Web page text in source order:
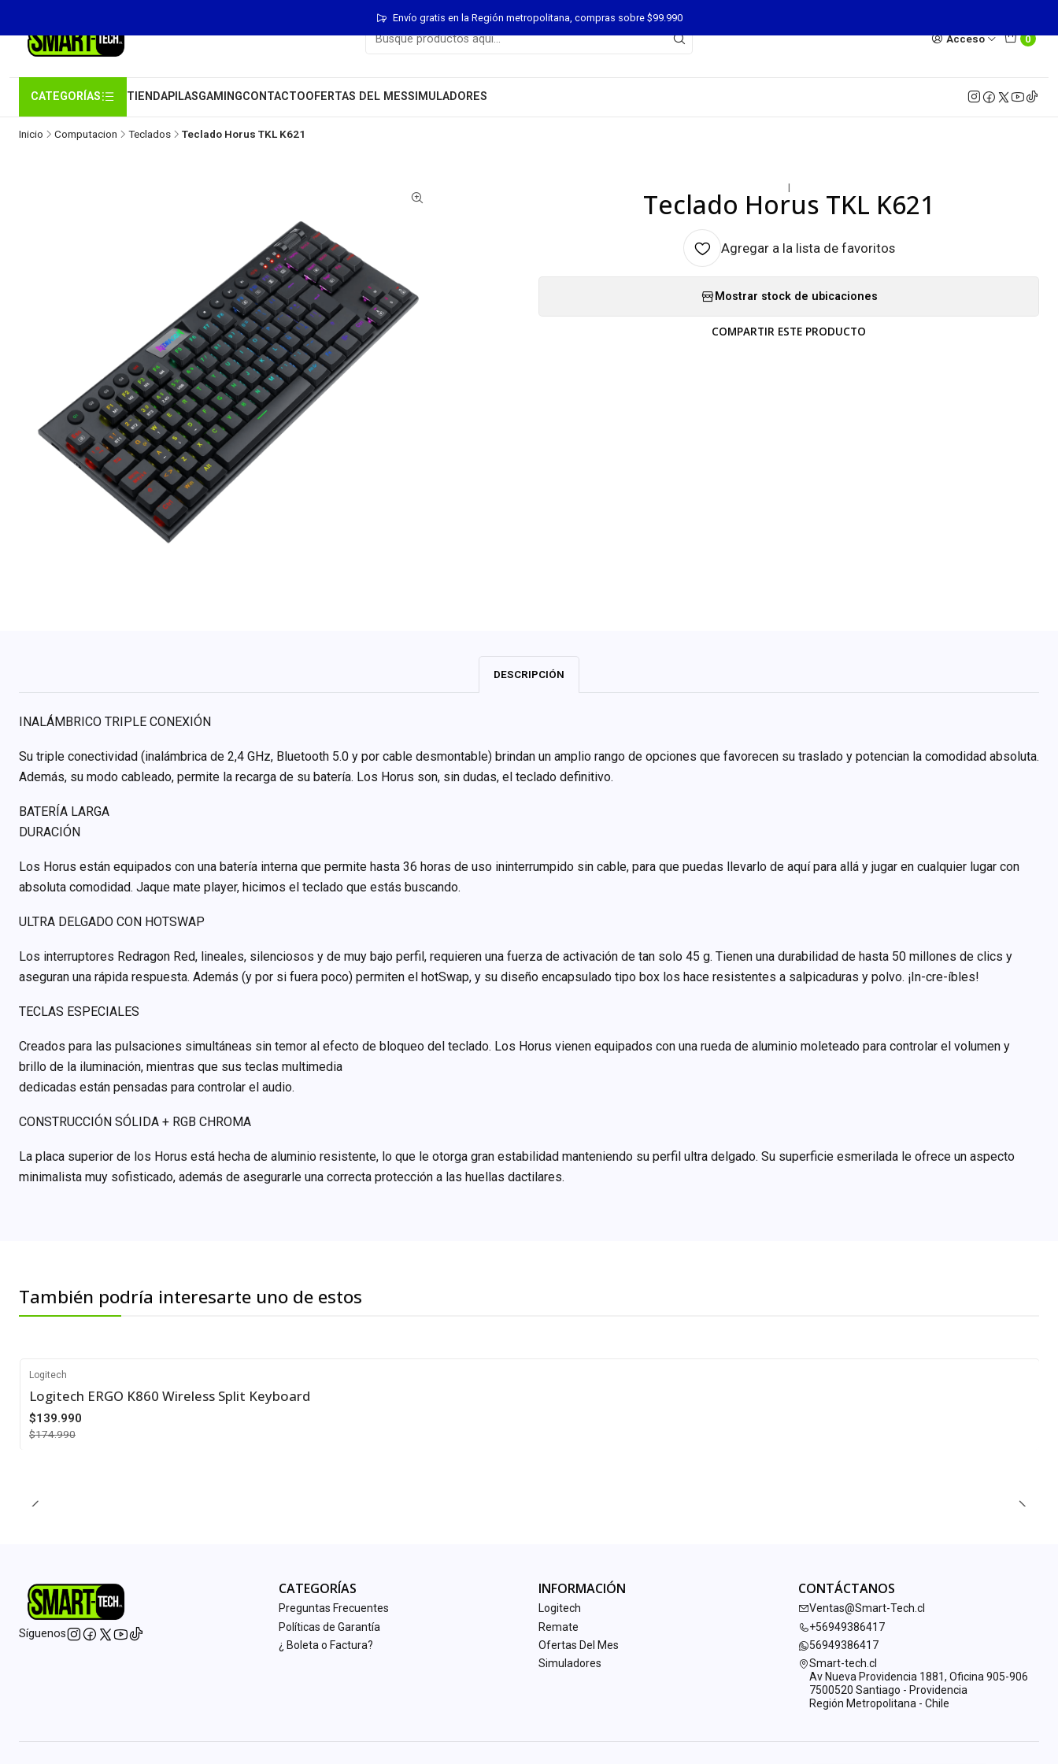
Acceso 0
CATEGORÍAS TIENDAPILASGAMINGCONTACTOOFERTAS DEL MESSIMULADORES
Envío gratis en la Región metropolitana, compras sobre $99.990
Inicio Computacion Teclados Teclado Horus TKL K621
|
Teclado Horus TKL K621
Agregar a la lista de favoritos
Mostrar stock de ubicaciones
COMPARTIR ESTE PRODUCTO
DESCRIPCIÓN
INALÁMBRICO TRIPLE CONEXIÓN
Su triple conectividad (inalámbrica de 2,4 GHz, Bluetooth 5.0 y por cable desmontable) brindan un amplio rango de opciones que favorecen su traslado y potencian la comodidad absoluta.
Además, su modo cableado, permite la recarga de su batería. Los Horus son, sin dudas, el teclado definitivo.
BATERÍA LARGA
DURACIÓN
Los Horus están equipados con una batería interna que permite hasta 36 horas de uso ininterrumpido sin cable, para que puedas llevarlo de aquí para allá y jugar en cualquier lugar con
absoluta comodidad. Jaque mate player, hicimos el teclado que estás buscando.
ULTRA DELGADO CON HOTSWAP
Los interruptores Redragon Red, lineales, silenciosos y de muy bajo perfil, requieren una fuerza de activación de tan solo 45 g. Tienen una durabilidad de hasta 50 millones de clics y
aseguran una rápida respuesta. Además (y por si fuera poco) permiten el hotSwap, y su diseño encapsulado tipo box los hace resistentes a salpicaduras y polvo. ¡In-cre-íbles!
TECLAS ESPECIALES
Creados para las pulsaciones simultáneas sin temor al efecto de bloqueo del teclado. Los Horus vienen equipados con una rueda de aluminio moleteado para controlar el volumen y
brillo de la iluminación, mientras que sus teclas multimedia
dedicadas están pensadas para controlar el audio.
CONSTRUCCIÓN SÓLIDA + RGB CHROMA
La placa superior de los Horus está hecha de aluminio resistente, lo que le otorga gran estabilidad manteniendo su perfil ultra delgado. Su superficie esmerilada le ofrece un aspecto
minimalista muy sofisticado, además de asegurarle una correcta protección a las huellas dactilares.
También podría interesarte uno de estos
-20%
Logitech
Logitech ERGO K860 Wireless Split Keyboard
$139.990
$174.990
Síguenos
CATEGORÍAS
Preguntas Frecuentes
Políticas de Garantía
¿ Boleta o Factura?
INFORMACIÓN
Logitech
Remate
Ofertas Del Mes
Simuladores
CONTÁCTANOS
Ventas@Smart-Tech.cl
+56949386417
56949386417
Smart-tech.cl
Av Nueva Providencia 1881, Oficina 905-906
7500520 Santiago - Providencia
Región Metropolitana - Chile